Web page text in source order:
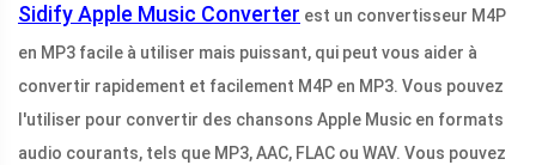
Sidify Apple Music Converter est un convertisseur M4P
en MP3 facile à utiliser mais puissant, qui peut vous aider à
convertir rapidement et facilement M4P en MP3. Vous pouvez
l'utiliser pour convertir des chansons Apple Music en formats
audio courants, tels que MP3, AAC, FLAC ou WAV. Vous pouvez